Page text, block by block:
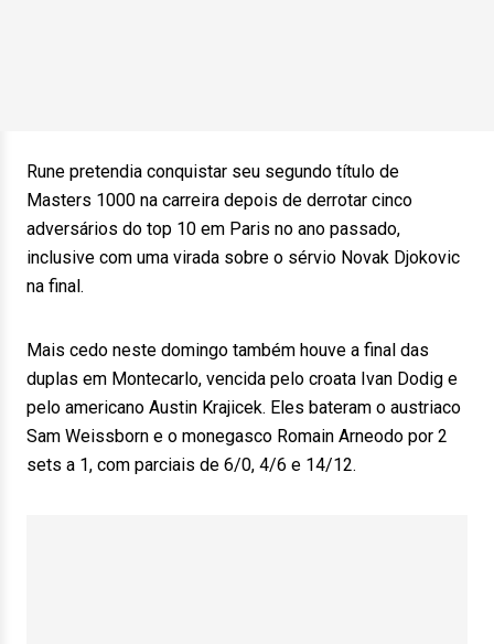
Rune pretendia conquistar seu segundo título de
Masters 1000 na carreira depois de derrotar cinco
adversários do top 10 em Paris no ano passado,
inclusive com uma virada sobre o sérvio Novak Djokovic
na final.
Mais cedo neste domingo também houve a final das
duplas em Montecarlo, vencida pelo croata Ivan Dodig e
pelo americano Austin Krajicek. Eles bateram o austriaco
Sam Weissborn e o monegasco Romain Arneodo por 2
sets a 1, com parciais de 6/0, 4/6 e 14/12.